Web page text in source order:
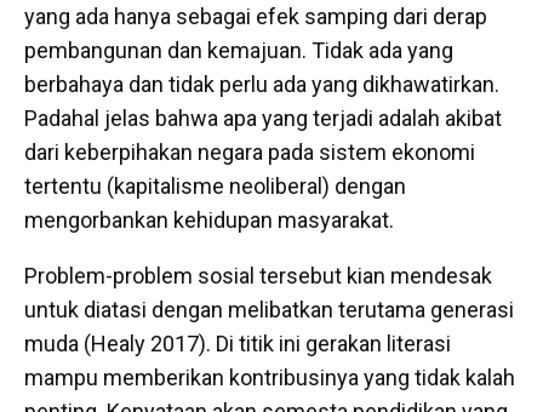
yang ada hanya sebagai efek samping dari derap
pembangunan dan kemajuan. Tidak ada yang
berbahaya dan tidak perlu ada yang dikhawatirkan.
Padahal jelas bahwa apa yang terjadi adalah akibat
dari keberpihakan negara pada sistem ekonomi
tertentu (kapitalisme neoliberal) dengan
mengorbankan kehidupan masyarakat.
Problem-problem sosial tersebut kian mendesak
untuk diatasi dengan melibatkan terutama generasi
muda (Healy 2017). Di titik ini gerakan literasi
mampu memberikan kontribusinya yang tidak kalah